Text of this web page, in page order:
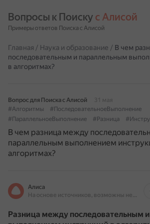
Вопросы к Поиску с Алисой
Примеры ответов Поиска с Алисой
Главная / Наука и образование / В чем
последовательным и параллельным
в алгоритмах?
Вопрос для Поиска с Алисой
31 мая
#Алгоритмы
#ПоследовательноеВыполнение
#ПараллельноеВыполнение
#Разница
В чем разница между
параллельным выполнением
алгоритмах?
Алиса
На основе источников, возможны неточности
Разница между последовательным